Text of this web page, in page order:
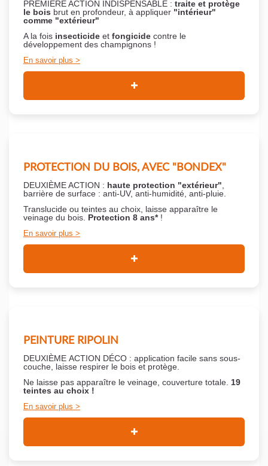
PREMIÈRE ACTION INDISPENSABLE : traite et protège
le bois brut en profondeur, à appliquer "intérieur"
comme "extérieur"
A la fois insecticide et fongicide contre le
développement des champignons !
En savoir plus
PROTECTION DU BOIS, AVEC "BONDEX"
DEUXIÈME ACTION : haute protection "extérieur"
barrière de surface : anti-UV, anti-humidité, anti-pluie.
Translucide ou teintes au choix, laisse apparaître le
veinage du bois. Protection 8 ans*!
En savoir plus
PEINTURE RIPOLIN
DEUXIÈME ACTION DÉCO : application facile sans sous-
couche, laisse respirer le bois et protège.
Ne laisse pas apparaître le veinage, couverture totale. 19
teintes au choix !
En savoir plus